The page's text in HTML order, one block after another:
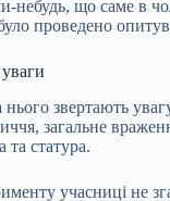
що саме в
проведено
нього звертають
загальне
та статура.
учасниці не